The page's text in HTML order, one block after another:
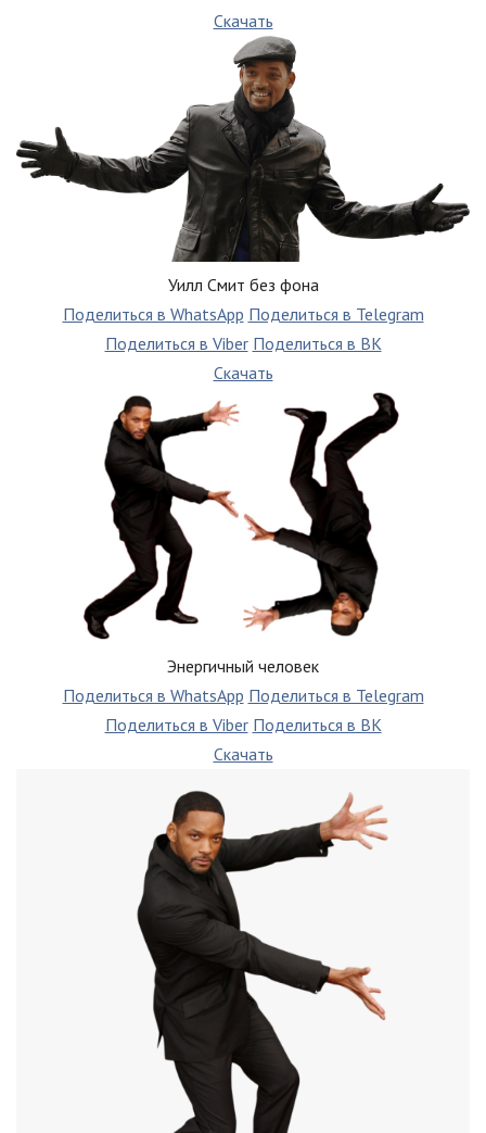
Скачать
Уилл Смит без фона
Поделиться в WhatsApp Поделиться в Telegram
Поделиться в Viber Поделиться в ВК
Скачать
Энергичный человек
Поделиться в WhatsApp Поделиться в Telegram
Поделиться в Viber Поделиться в ВК
Скачать